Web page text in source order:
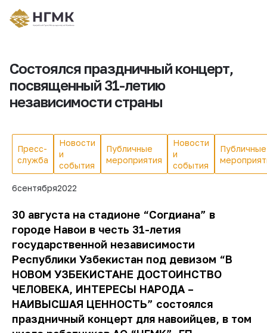
Состоялся праздничный концерт,
посвященный 31-летию
независимости страны
Пресс-
служба
Новости
и
события
Публичные
мероприятия
Новости
и
события
Публичные
6сентября2022
30 августа на стадионе “Согдиана” в
городе Навои в честь 31-летия
государственной независимости
Республики Узбекистан под девизом “В
НОВОМ УЗБЕКИСТАНЕ ДОСТОИНСТВО
ЧЕЛОВЕКА, ИНТЕРЕСЫ НАРОДА –
НАИВЫСШАЯ ЦЕННОСТЬ” состоялся
праздничный концерт для навоийцев, в том